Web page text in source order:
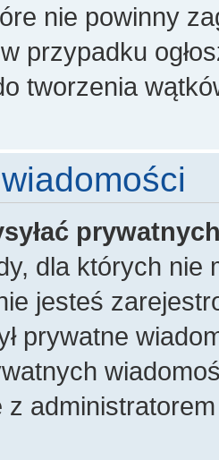
nie powinny
przypadku
tworzenia
dla których nie
jesteś
prywatne
z